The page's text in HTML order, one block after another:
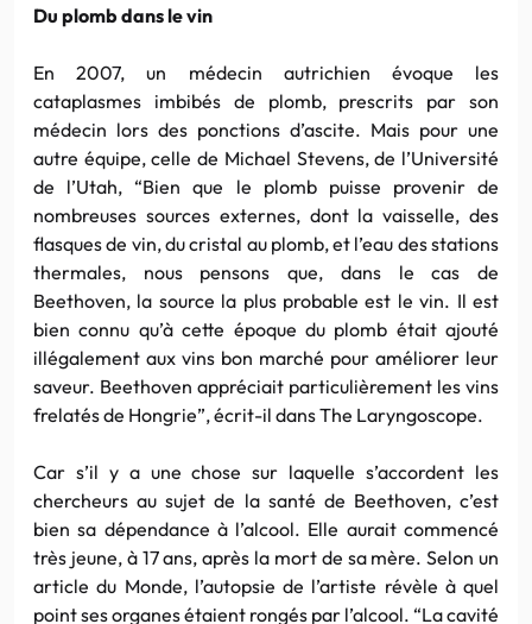
Du plomb dans le vin
En 2007, un médecin autrichien évoque les
cataplasmes imbibés de plomb, prescrits par son
médecin lors des ponctions d’ascite. Mais pour une
autre équipe, celle de Michael Stevens, de l’Université
de l’Utah, “Bien que le plomb puisse provenir de
nombreuses sources externes, dont la vaisselle, des
flasques de vin, du cristal au plomb, et l’eau des stations
thermales, nous pensons que, dans le cas de
Beethoven, la source la plus probable est le vin. Il est
bien connu qu’à cette époque du plomb était ajouté
illégalement aux vins bon marché pour améliorer leur
saveur. Beethoven appréciait particulièrement les vins
frelatés de Hongrie”, écrit-il dans The Laryngoscope.
Car s’il y a une chose sur laquelle s’accordent les
chercheurs au sujet de la santé de Beethoven, c’est
bien sa dépendance à l’alcool. Elle aurait commencé
très jeune, à 17 ans, après la mort de sa mère. Selon un
article du Monde, l’autopsie de l’artiste révèle à quel
point ses organes étaient rongés par l’alcool. “La cavité